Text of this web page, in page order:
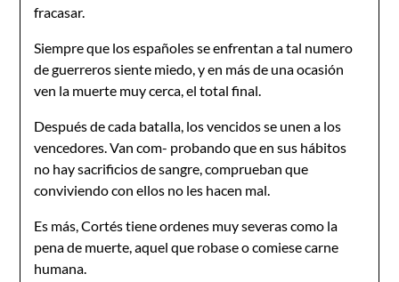
fracasar.
Siempre que los españoles se enfrentan a tal numero
de guerreros siente miedo, y en más de una ocasión
ven la muerte muy cerca, el total final.
Después de cada batalla, los vencidos se unen a los
vencedores. Van com- probando que en sus hábitos
no hay sacrificios de sangre, comprueban que
conviviendo con ellos no les hacen mal.
Es más, Cortés tiene ordenes muy severas como la
pena de muerte, aquel que robase o comiese carne
humana.